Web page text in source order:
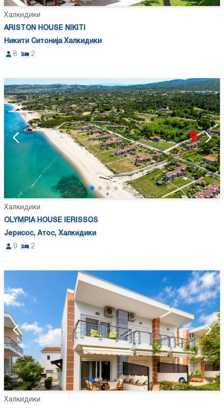
Халкидики
ARISTON HOUSE NIKITI
Никити Ситонија Халкидики
8
2
Халкидики
OLYMPIA HOUSE IERISSOS
Јерисос, Атос, Халкидики
9
2
Халкидики